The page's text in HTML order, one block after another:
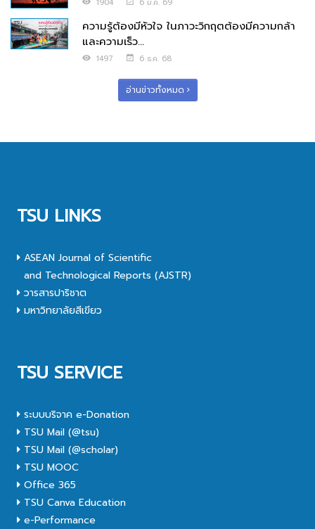
ความรู้ต้องมีหัวใจ ในภาวะวิกฤตต้องมีความกล้า
และความเร็ว...
1497 6 ธ.ค. 68
อ่านข่าวทั้งหมด
TSU LINKS
ASEAN Journal of Scientific
and Technological Reports (AJSTR)
วารสารปาริชาต
มหาวิทยาลัยสีเขียว
TSU SERVICE
ระบบบริจาค e-Donation
TSU Mail (@tsu)
TSU Mail (@scholar)
TSU MOOC
Office 365
TSU Canva Education
e-Performance